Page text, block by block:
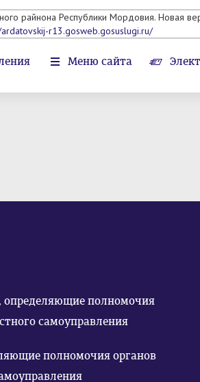
райнона Республики Мордовия. Новая
r13.gosweb.gosuslugi.ru/
Меню сайта
определяющие полномочия
самоуправления
полномочия органов